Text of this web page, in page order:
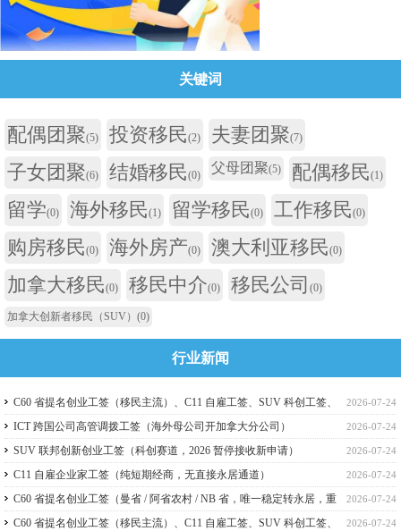
关键词
配偶团聚(5) 投资移民(2) 夫妻团聚(7)
子女团聚(6) 结婚移民(0) 父母团聚(5) 配偶移民(1)
留学(0) 海外移民(1) 留学移民(0) 工作移民(0)
购房移民(0) 海外房产(0) 澳大利亚移民(0)
加拿大移民(0) 移民中介(0) 移民公司 (0)
加拿大创新者移民（SUV） (0)
行业新闻
2026-07-24
C60 省提名创业工签（移民主流）、C11 自雇工签、SUV 科创工签、
ICT 跨国高管工签比较
2026-07-24
ICT 跨国公司高管调拨工签（海外母公司开加拿大分公司）
2026-07-24
SUV 联邦创新创业工签（科创赛道，2026 暂停接收新申请）
2026-07-24
C11 自雇企业家工签（纯短期经商，无直接永居通道）
2026-07-24
C60 省提名创业工签（曼省 / 阿省农村 / NB 省，唯一稳定转永居，重
点）
2026-07-24
C60 省提名创业工签（移民主流）、C11 自雇工签、SUV 科创工签、